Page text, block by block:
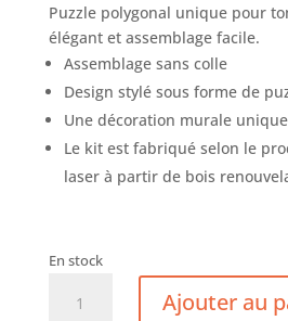
Puzzle polygonal unique pour
élégant et assemblage facile.
Assemblage sans colle
Design stylé sous forme de
Une décoration murale
Le kit est fabriqué selon le
laser à partir de bois
En stock
Ajouter au